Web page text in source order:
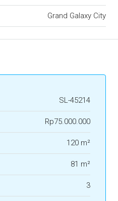
Grand Galaxy City
SL-45214
Rp75.000.000
120 m²
81 m²
3